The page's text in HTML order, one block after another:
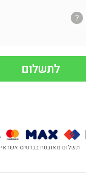
?
תשלום מאובטח בכרטיס אשראי